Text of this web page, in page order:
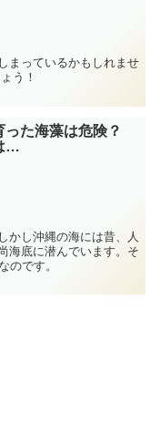
まっているかもしれませ
う！
った海藻は危険？
…
かし沖縄の海には昔、人
海底に潜んでいます。そ
です。